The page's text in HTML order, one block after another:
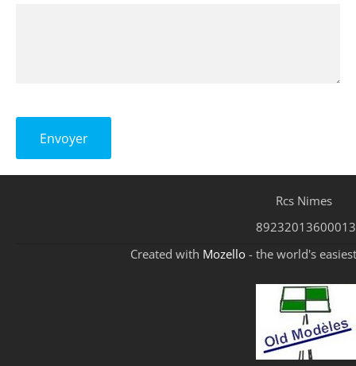
Rcs Nimes
89232013600013
Created with Mozello - the world's